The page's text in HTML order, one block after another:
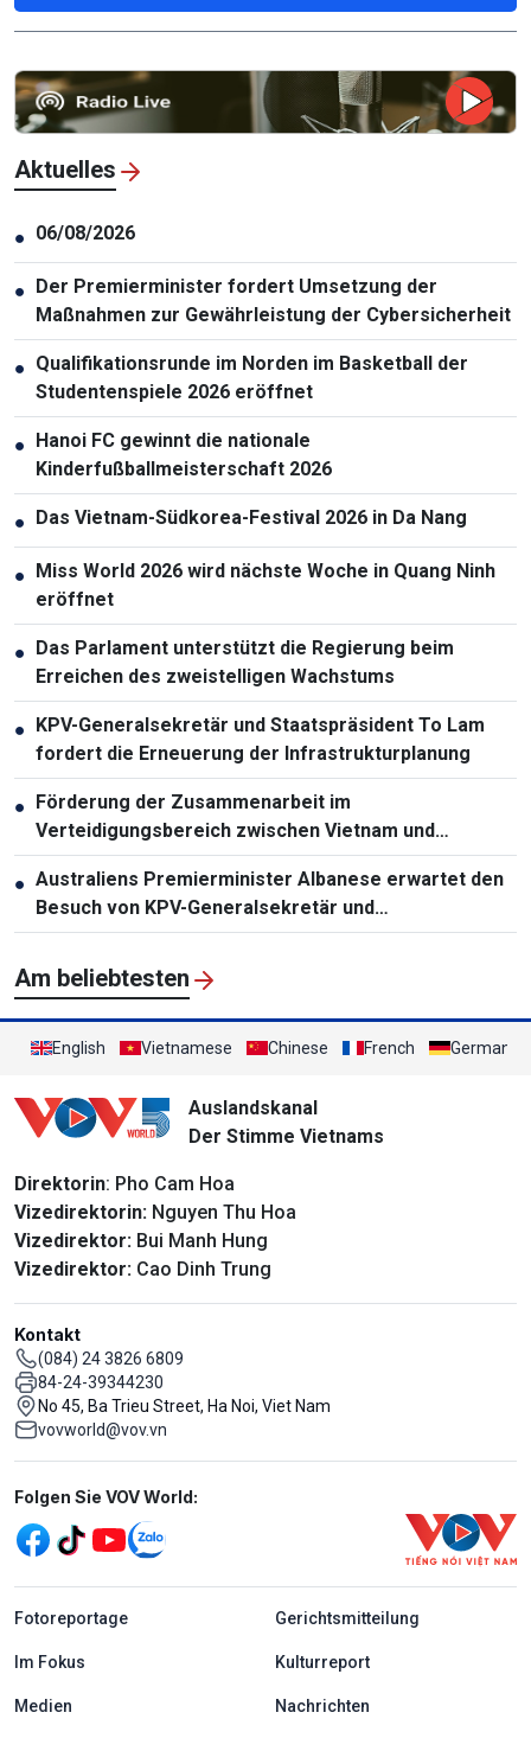
Aktuelles
● 06/08/2026
● Der Premierminister fordert Umsetzung der
Maßnahmen zur Gewährleistung der Cybersicherheit
● Qualifikationsrunde im Norden im Basketball der
Studentenspiele 2026 eröffnet
● Hanoi FC gewinnt die nationale
Kinderfußballmeisterschaft 2026
● Das Vietnam-Südkorea-Festival 2026 in Da Nang
● Miss World 2026 wird nächste Woche in Quang Ninh
eröffnet
● Das Parlament unterstützt die Regierung beim
Erreichen des zweistelligen Wachstums
● KPV-Generalsekretär und Staatspräsident To Lam
fordert die Erneuerung der Infrastrukturplanung
● Förderung der Zusammenarbeit im
Verteidigungsbereich zwischen Vietnam und
Malaysia
● Australiens Premierminister Albanese erwartet den
Besuch von KPV-Generalsekretär und
Staatspräsident To Lam
Am beliebtesten
English Vietnamese Chinese French German
Auslandskanal
Der Stimme Vietnams
Direktorin: Pho Cam Hoa
Vizedirektorin: Nguyen Thu Hoa
Vizedirektor: Bui Manh Hung
Vizedirektor: Cao Dinh Trung
Kontakt
(084) 24 3826 6809
84-24-39344230
No 45, Ba Trieu Street, Ha Noi, Viet Nam
vovworld@vov.vn
Mạng xã hội
Folgen Sie VOV World:
menu footer tiếng Đức
Fotoreportage Gerichtsmitteilung
Im Fokus Kulturreport
Medien Nachrichten